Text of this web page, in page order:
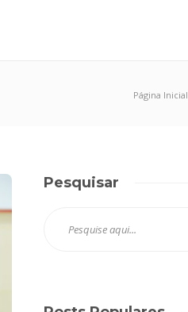
Página Inicial
Pesquisar